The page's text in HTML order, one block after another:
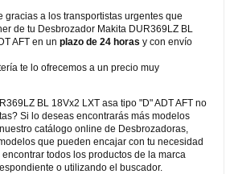
gracias a los transportistas urgentes que
de tu Desbrozador Makita DUR369LZ BL
AFT en unplazo de 24 horas y con envío
te lo ofrecemos a un precio muy
BL 18Vx2 LXT asa tipo "D" ADT AFT no
Si lo deseas encontrarás más modelos
catálogo online de Desbrozadoras,
que pueden encajar con tu necesidad
todos los productos de la marca
o utilizando el buscador.